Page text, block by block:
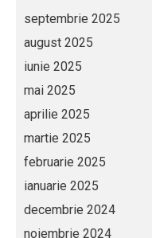
septembrie 2025
august 2025
iunie 2025
mai 2025
aprilie 2025
martie 2025
februarie 2025
ianuarie 2025
decembrie 2024
noiembrie 2024